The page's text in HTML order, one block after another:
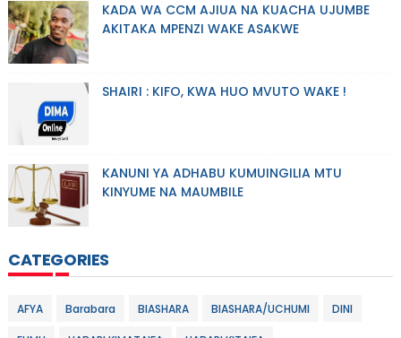
KADA WA CCM AJIUA NA KUACHA UJUMBE
AKITAKA MPENZI WAKE ASAKWE
SHAIRI : KIFO, KWA HUO MVUTO WAKE !
KANUNI YA ADHABU KUMUINGILIA MTU
KINYUME NA MAUMBILE
CATEGORIES
AFYA Barabara BIASHARA BIASHARA/UCHUMI DINI